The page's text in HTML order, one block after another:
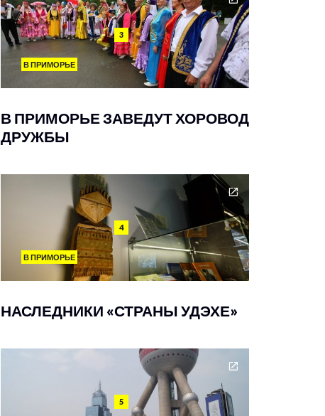
3
В ПРИМОРЬЕ
В ПРИМОРЬЕ ЗАВЕДУТ ХОРОВОД
ДРУЖБЫ
4
В ПРИМОРЬЕ
НАСЛЕДНИКИ «СТРАНЫ УДЭХЕ»
5